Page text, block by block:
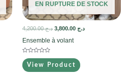
EN RUPTURE DE STOCK
د.ج4,200.00 د.ج
Ensemble à volant
Note
0
surView Product